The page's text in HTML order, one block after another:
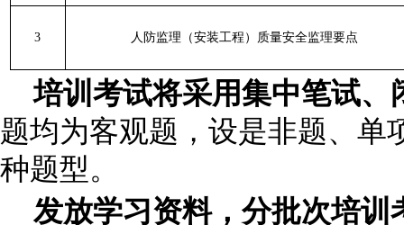
3 人防监理（安装工程）质量安全监理要点
培训考试将采用集中笔试、
题均为客观题，设是非题、单
种题型。
发放学习资料，分批次培